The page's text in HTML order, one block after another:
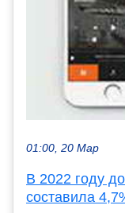
01:00, 20 Мар
В 2022 году
составила